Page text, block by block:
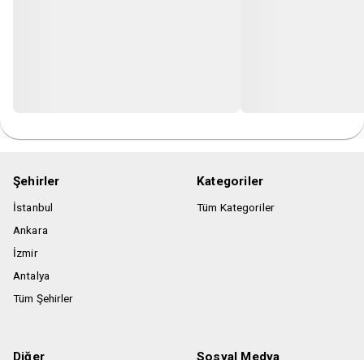
Şehirler
İstanbul
Ankara
İzmir
Antalya
Tüm Şehirler
Kategoriler
Tüm Kategoriler
Diğer Sosyal Medya